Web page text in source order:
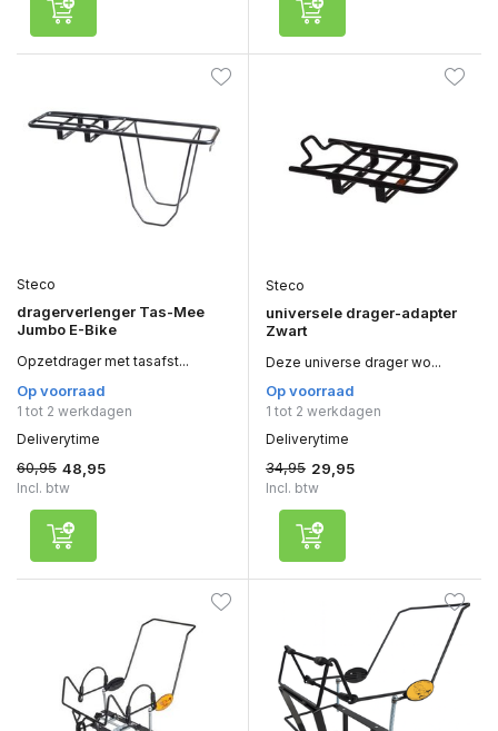
Steco
dragerverlenger Tas-Mee
Jumbo E-Bike
Opzetdrager met tasafst...
Op voorraad
1 tot 2 werkdagen
Deliverytime
60,95 48,95
Incl. btw
Steco
universele drager-adapter
Zwart
Deze universe drager wo...
Op voorraad
1 tot 2 werkdagen
Deliverytime
34,95 29,95
Incl. btw